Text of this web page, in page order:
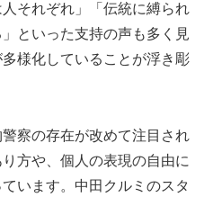
それぞれ」「伝統に縛られ
といった支持の声も多く見
様化していることが浮き彫
察の存在が改めて注目され
方や、個人の表現の自由に
います。中田クルミのスタ